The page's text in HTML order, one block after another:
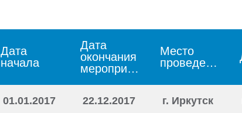
Дата
начала
Дата
окончания
мероприятия
Место
проведения
01.01.2017 22.12.2017 г. Иркутск